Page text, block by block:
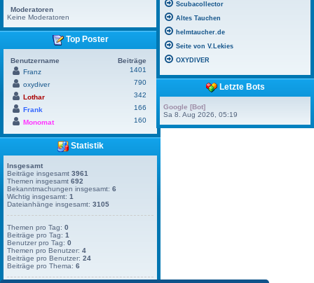
Moderatoren
Keine Moderatoren
Top Poster
Benutzername
Beiträge
Franz
1401
oxydiver
790
Lothar
342
Frank
166
Monomat
160
Statistik
Insgesamt
Beiträge insgesamt 3961
Themen insgesamt 692
Bekanntmachungen insgesamt: 6
Wichtig insgesamt: 1
Dateianhänge insgesamt: 3105
Themen pro Tag: 0
Beiträge pro Tag: 1
Benutzer pro Tag: 0
Themen pro Benutzer: 4
Beiträge pro Benutzer: 24
Beiträge pro Thema: 6
Scubacollector
Altes Tauchen
helmtaucher.de
Seite von V.Lekies
OXYDIVER
Letzte Bots
Google [Bot]
Sa 8. Aug 2026, 05:19